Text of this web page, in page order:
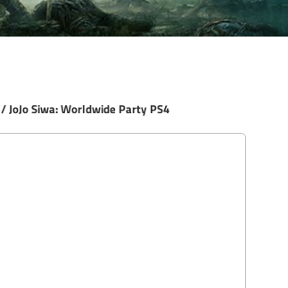
/ JoJo Siwa: Worldwide Party PS4